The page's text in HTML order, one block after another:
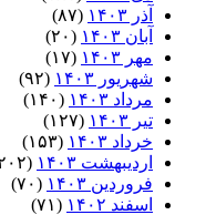
آذر ۱۴۰۳
(۸۷)
آبان ۱۴۰۳
(۲۰)
مهر ۱۴۰۳
(۱۷)
شهریور ۱۴۰۳
(۹۲)
مرداد ۱۴۰۳
(۱۴۰)
تیر ۱۴۰۳
(۱۲۷)
خرداد ۱۴۰۳
(۱۵۳)
اردیبهشت ۱۴۰۳
(۲۰۲)
فروردین ۱۴۰۳
(۷۰)
اسفند ۱۴۰۲
(۷۱)